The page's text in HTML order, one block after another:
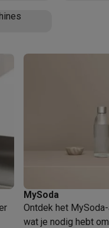
MySoda
Ontdek het
wat je nodig hebt